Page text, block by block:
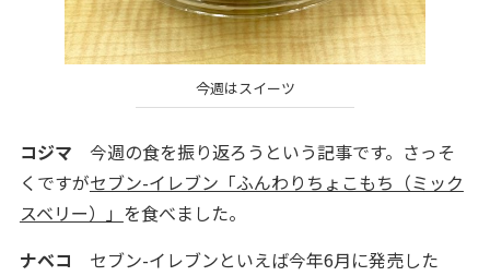
今週はスイーツ
コジマ 今週の食を振り返ろうという記事です。さっそ
くですがセブン-イレブン「ふんわりちょこもち（ミック
スベリー）」 を食べました。
ナベコ セブン-イレブンといえば今年6月に発売した